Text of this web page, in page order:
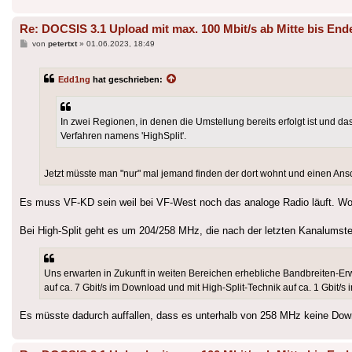
Re: DOCSIS 3.1 Upload mit max. 100 Mbit/s ab Mitte bis
Beitrag
von petertxt» 01.06.2023, 18:49
Edd1ng hat geschrieben:
In zwei Regionen, in denen die Umstellung bereits erfolgt ist und
Verfahren namens 'HighSplit'.
Jetzt müsste man "nur" mal jemand finden der dort wohnt und einen
Es muss VF-KD sein weil bei VF-West noch das analoge Radio läuft.
Bei High-Split geht es um 204/258 MHz, die nach der letzten
Uns erwarten in Zukunft in weiten Bereichen erhebliche Bandbreiten-
auf ca. 7 Gbit/s im Download und mit High-Split-Technik auf ca. 1 Gbit/s
Es müsste dadurch auffallen, dass es unterhalb von 258 MHz keine